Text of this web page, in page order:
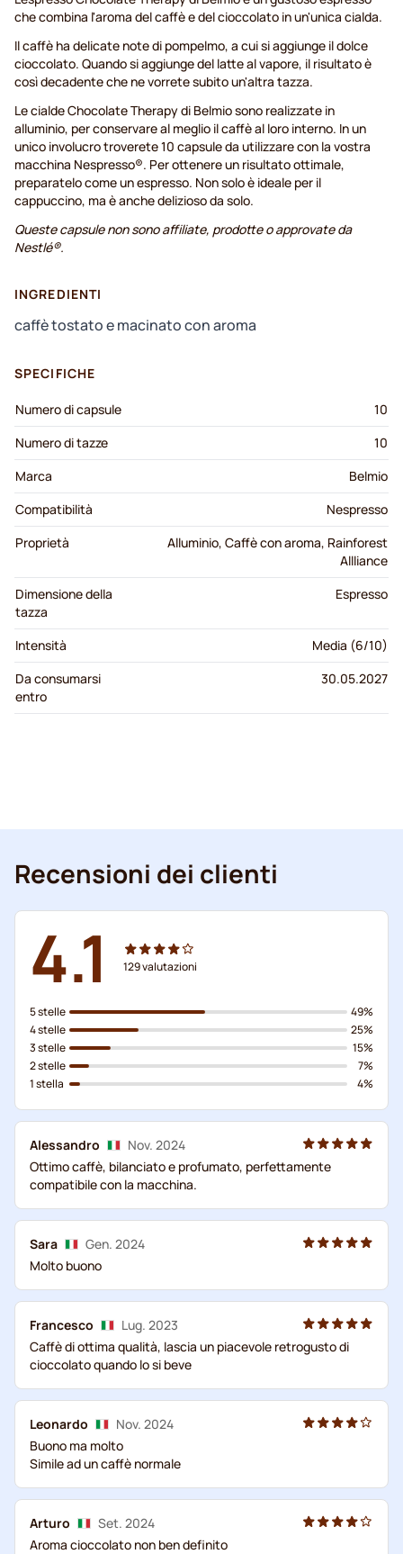
che combina l'aroma del caffè e del cioccolato in un'unica cialda.
Il caffè ha delicate note di pompelmo, a cui si aggiunge il dolce
cioccolato. Quando si aggiunge del latte al vapore, il risultato è
così decadente che ne vorrete subito un'altra tazza.
Le cialde Chocolate Therapy di Belmio sono realizzate in
alluminio, per conservare al meglio il caffè al loro interno. In un
unico involucro troverete 10 capsule da utilizzare con la vostra
macchina Nespresso®. Per ottenere un risultato ottimale,
preparatelo come un espresso. Non solo è ideale per il
cappuccino, ma è anche delizioso da solo.
Queste capsule non sono affiliate, prodotte o approvate da
Nestlé®.
INGREDIENTI
caffè tostato e macinato con aroma
SPECIFICHE
Numero di capsule
10
Numero di tazze
10
Marca
Belmio
Compatibilità
Nespresso
Proprietà
Alluminio, Caffè con aroma, Rainforest
Allliance
Dimensione della
tazza
Espresso
Intensità
Media (6/10)
Da consumarsi
entro
30.05.2027
Recensioni dei clienti
4.1 129valutazioni
5 stelle
4 stelle
3 stelle
2 stelle
1 stella
49%
25%
15%
7%
4%
Alessandro
Nov. 2024
Ottimo caffè, bilanciato e profumato, perfettamente
compatibile con la macchina.
Sara
Gen. 2024
Molto buono
Francesco
Lug. 2023
Caffè di ottima qualità, lascia un piacevole retrogusto di
cioccolato quando lo si beve
Leonardo
Nov. 2024
Buono ma molto
Simile ad un caffè normale
Arturo
Set. 2024
Aroma cioccolato non ben definito